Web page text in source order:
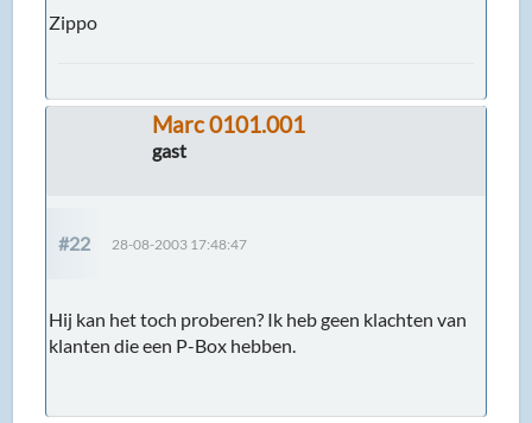
Zippo
Marc 0101.001
gast
#22 28-08-2003 17:48:47
Hij kan het toch proberen? Ik heb geen klachten van
klanten die een P-Box hebben.